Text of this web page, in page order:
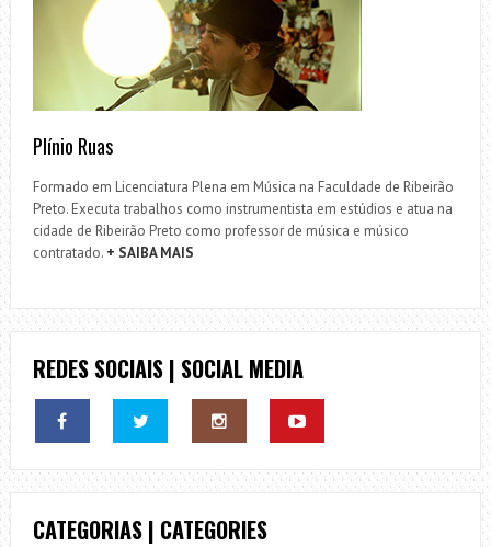
Plínio Ruas
Formado em Licenciatura Plena em Música na Faculdade de Ribeirão
Preto. Executa trabalhos como instrumentista em estúdios e atua na
cidade de Ribeirão Preto como professor de música e músico
contratado. + SAIBA MAIS
REDES SOCIAIS | SOCIAL MEDIA
CATEGORIAS | CATEGORIES